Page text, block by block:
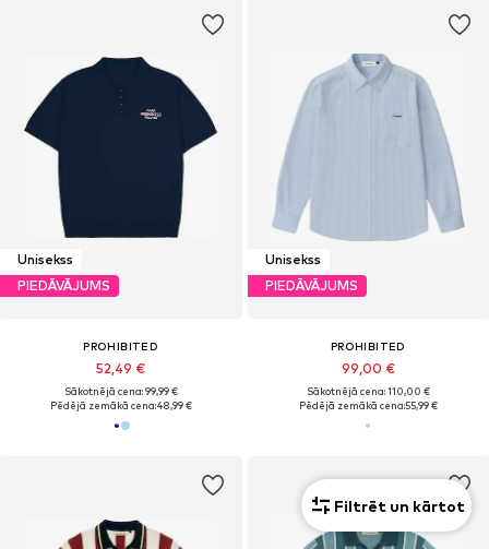
Unisekss
PIEDĀVĀJUMS
PROHIBITED
52,49 €
Sākotnējā cena: 99,99 €
Pēdējā zemākā cena:48,99 €
Unisekss
PIEDĀVĀJUMS
PROHIBITED
99,00 €
Sākotnējā cena: 110,00 €
Pēdējā zemākā cena:55,99 €
Filtrēt un kārtot